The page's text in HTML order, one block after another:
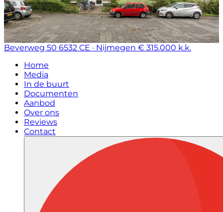
Beverweg 50 6532 CE · Nijmegen € 315.000 k.k.
Home
Media
In de buurt
Documenten
Aanbod
Over ons
Reviews
Contact